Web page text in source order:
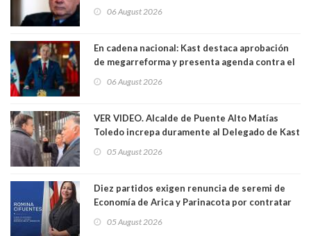
1971. Excanciller Insulza lamentó decisión
06 August 2026
En cadena nacional: Kast destaca aprobación
de megarreforma y presenta agenda contra el
06 August 2026
VER VIDEO. Alcalde de Puente Alto Matías
Toledo increpa duramente al Delegado de Kast
delegado nuevamente arrancando"
05 August 2026
Diez partidos exigen renuncia de seremi de
Economía de Arica y Parinacota por contratar
una militante de RN, detenida con 47 kilos de
05 August 2026